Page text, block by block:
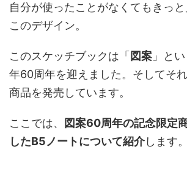
自分が使ったことがなくてもきっ
このデザイン。
このスケッチブックは「 図案 」と
年60周年を迎えました。そしてそ
商品を発売しています。
ここでは、
図案60周年の記念限定
したB5ノートについて紹介します。